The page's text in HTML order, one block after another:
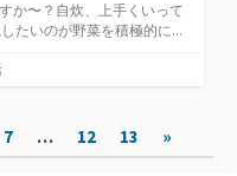
か〜？自炊、上手くいって
たいのが野菜を積極的に...
7 … 12 13 »